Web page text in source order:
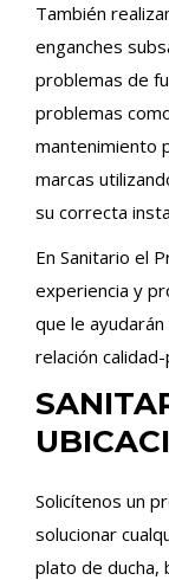
También
enganches
problemas de
problemas
mantenimiento
marcas
su correcta
En Sanitario el
experiencia y
que le
relación
Solicítenos un
solucionar
plato de ducha,